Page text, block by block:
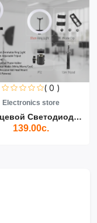
( 0 )
Electronics store
Кольцевой Светодиодный Св...
139.00с.